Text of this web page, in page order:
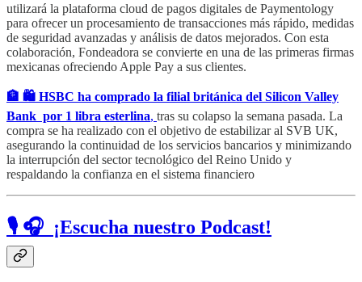
utilizará la plataforma cloud de pagos digitales de Paymentology
para ofrecer un procesamiento de transacciones más rápido, medidas
de seguridad avanzadas y análisis de datos mejorados. Con esta
colaboración, Fondeadora se convierte en una de las primeras firmas
mexicanas ofreciendo Apple Pay a sus clientes.
🏦 🛍️ HSBC ha comprado la filial británica del Silicon Valley
Bank por 1 libra esterlina, tras su colapso la semana pasada. La
compra se ha realizado con el objetivo de estabilizar al SVB UK,
asegurando la continuidad de los servicios bancarios y minimizando
la interrupción del sector tecnológico del Reino Unido y
respaldando la confianza en el sistema financiero
🎙 🎧 ¡Escucha nuestro Podcast!